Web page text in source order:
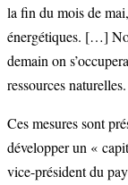
la fin du mois de
énergétiques. […]
demain on
ressources
Ces mesures sont
développer un «
vice-président du